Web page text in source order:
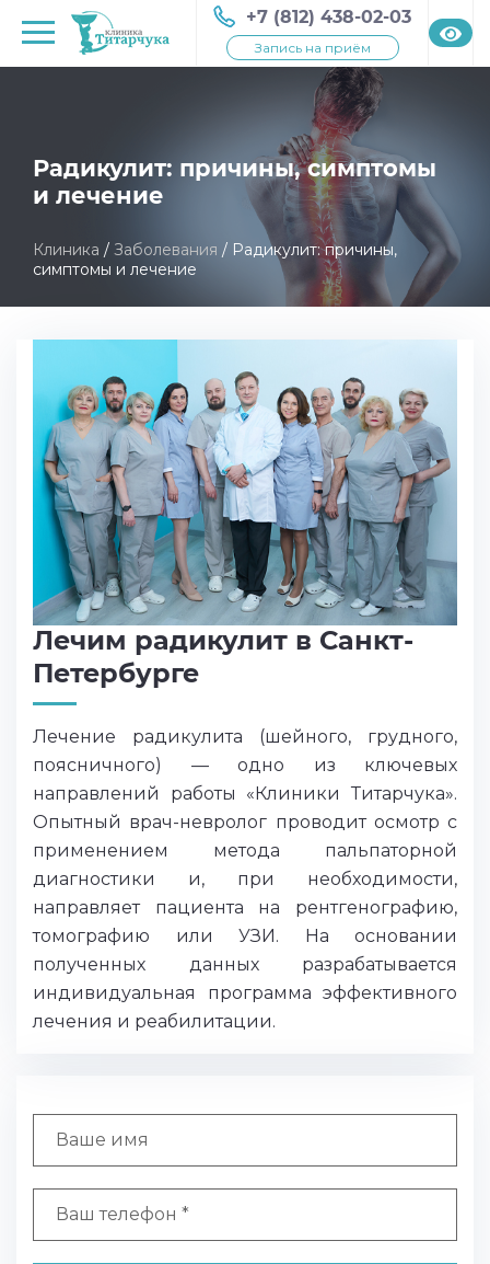
+7 (812) 438-02-03
Запись на приём
Радикулит: причины, симптомы
и лечение
Клиника / Заболевания / Радикулит: причины,
симптомы и лечение
Лечим радикулит в Санкт-
Петербурге
Лечение радикулита (шейного, грудного,
поясничного) — одно из ключевых
направлений работы «Клиники Титарчука».
Опытный врач-невролог проводит осмотр с
применением метода пальпаторной
диагностики и, при необходимости,
направляет пациента на рентгенографию,
томографию или УЗИ. На основании
полученных данных разрабатывается
индивидуальная программа эффективного
лечения и реабилитации.